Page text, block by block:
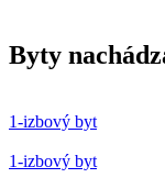
Byty
1-izbový byt
1-izbový byt